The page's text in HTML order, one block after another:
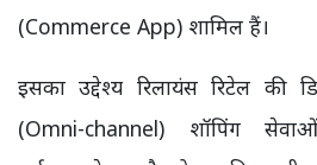
(Commerce App) शामिल हैं।
इसका उद्देश्य रिलायंस रिटेल की
(Omni-channel) शॉपिंग